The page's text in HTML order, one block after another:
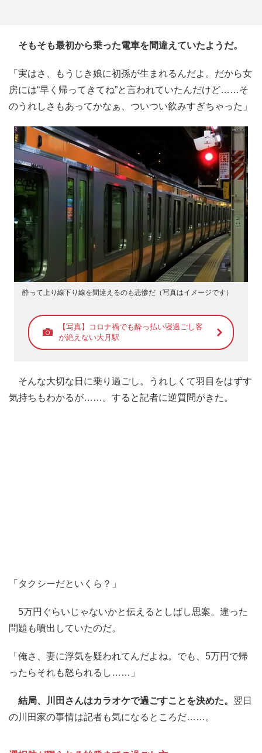
そもそも最初から乗った電車を間違えていたようだ。
「実はさ、もうじき娘に初孫が生まれるんだよ。だから女
房には“早く帰ってきてね”と言われていたんだけど……そ
のうれしさもあってかなぁ、ついつい飲みすぎちゃった」
酔って上り線下り線を間違えるのも悲惨だ（写真はイメージです）
【写真】コロナ禍でも酔っ払い寝過ごし客
が絶えない大月駅
そんな大切な日に乗り過ごし。うれしくて羽目をはずす
気持ちもわかるが……。すると記者に逆質問がきた。
「タクシーだといくら？」
5万円ぐらいじゃないかと伝えるとしばし思案。違った
問題も噴出していたのだ。
「俺さ、妻に浮気を疑われてんだよね。でも、5万円で帰
ったらそれも怒られるし……」
結局、川田さんはカラオケで過ごすことを決めた。 翌日
の川田家の事情は記者も気になるところだ……。